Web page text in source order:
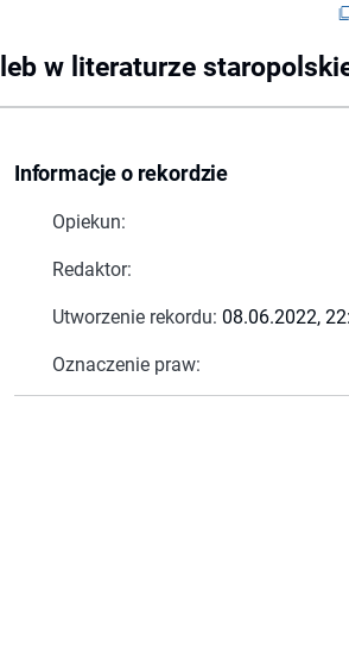
w literaturze
Informacje o rekordzie
Opiekun:
Redaktor:
Utworzenie rekordu: 08.06.2022,
Oznaczenie praw: